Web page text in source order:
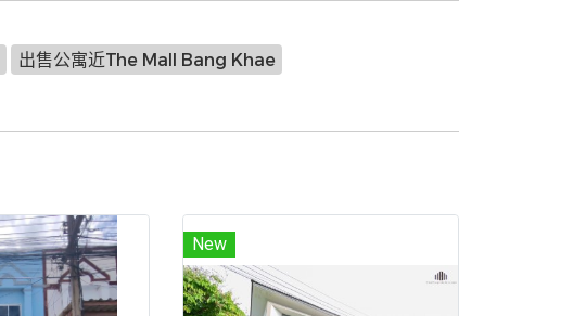
出售公寓近The Mall Bang Khae
New